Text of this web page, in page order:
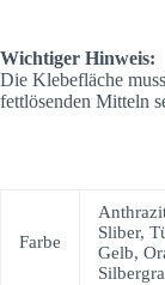
Wichtiger Hinweis:
Die Klebefläche
fettlösenden Mitteln
Farbe
Sliber,
Gelb,